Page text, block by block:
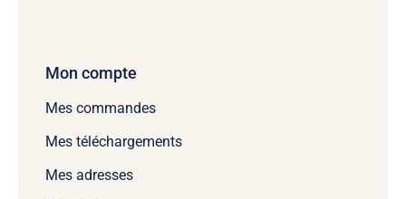
Mon compte
Mes commandes
Mes téléchargements
Mes adresses